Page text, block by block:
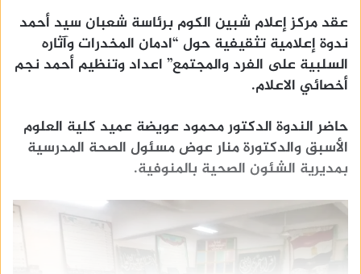
عقد مركز إعلام شبين الكوم برئاسة شعبان سيد أحمد
ندوة إعلامية تثقيفية حول “ادمان المخدرات وآثاره
السلبية على الفرد والمجتمع” اعداد وتنظيم أحمد نجم
أخصائي الاعلام.
حاضر الندوة الدكتور محمود عويضة عميد كلية العلوم
الأسبق والدكتورة منار عوض مسئول الصحة المدرسية
بمديرية الشئون الصحية بالمنوفية.